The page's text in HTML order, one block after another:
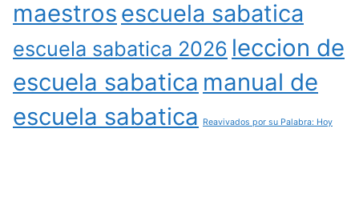
maestros escuela sabatica
escuela sabatica 2026 leccion de
escuela sabatica manual de
escuela sabatica
Reavivados por su Palabra: Hoy